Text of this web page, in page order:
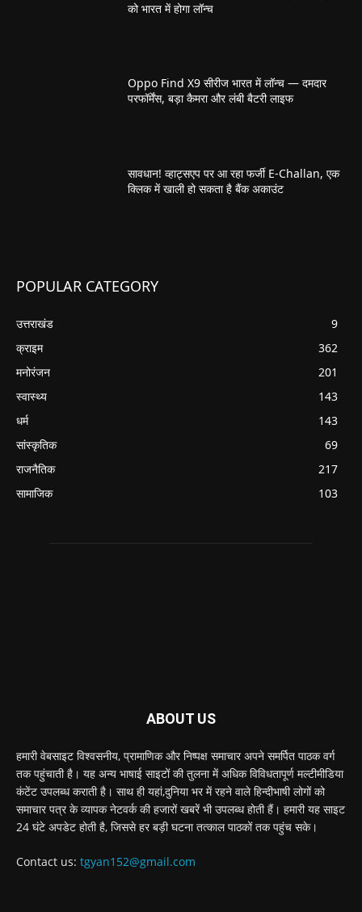
को भारत में होगा लॉन्च
Oppo Find X9 सीरीज भारत में लॉन्च — दमदार
परफॉर्मेंस, बड़ा कैमरा और लंबी बैटरी लाइफ
सावधान! व्हाट्सएप पर आ रहा फर्जी E-Challan, एक
क्लिक में खाली हो सकता है बैंक अकाउंट
POPULAR CATEGORY
उत्तराखंड
9
क्राइम
362
मनोरंजन
201
स्वास्थ्य
143
धर्म
143
सांस्कृतिक
69
राजनैतिक
217
सामाजिक
103
ABOUT US
हमारी वेबसाइट विश्वसनीय, प्रामाणिक और निष्पक्ष समाचार अपने समर्पित पाठक वर्ग
तक पहुंचाती है। यह अन्य भाषाई साइटों की तुलना में अधिक विविधतापूर्ण मल्टीमीडिया
कंटेंट उपलब्ध कराती है। साथ ही यहां,दुनिया भर में रहने वाले हिन्दीभाषी लोगों को
समाचार पत्र के व्यापक नेटवर्क की हजारों खबरें भी उपलब्ध होती हैं। हमारी यह साइट
24 घंटे अपडेट होती है, जिससे हर बड़ी घटना तत्काल पाठकों तक पहुंच सके।
Contact us: tgyan152@gmail.com